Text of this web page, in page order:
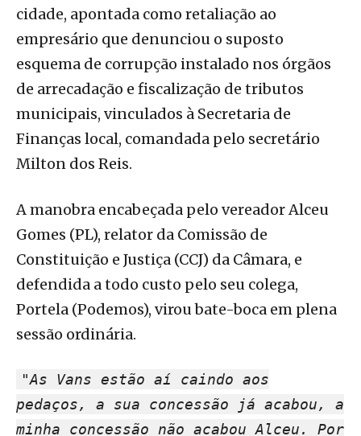
cidade, apontada como retaliação ao
empresário que denunciou o suposto
esquema de corrupção instalado nos órgãos
de arrecadação e fiscalização de tributos
municipais, vinculados à Secretaria de
Finanças local, comandada pelo secretário
Milton dos Reis.
A manobra encabeçada pelo vereador Alceu
Gomes (PL), relator da Comissão de
Constituição e Justiça (CCJ) da Câmara, e
defendida a todo custo pelo seu colega,
Portela (Podemos), virou bate-boca em plena
sessão ordinária.
"As Vans estão aí caindo aos
pedaços, a sua concessão já acabou, a
minha concessão não acabou Alceu. Por